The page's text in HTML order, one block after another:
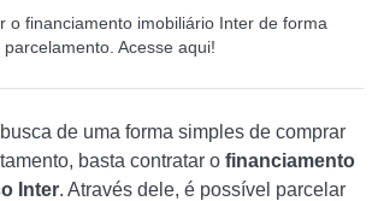
o financiamento imobiliário Inter de forma
Acesse aqui!
de uma forma simples de comprar
basta contratar o financiamento
Inter. Através dele, é possível parcelar